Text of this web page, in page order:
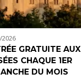
2026
GRATUITE AUX
CHAQUE 1ER
DU MOIS